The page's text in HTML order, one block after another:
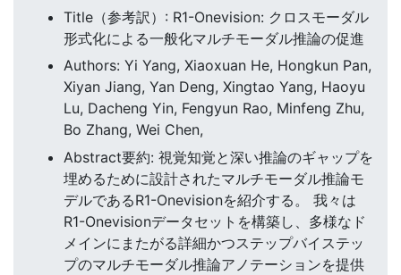
Title（参考訳）: R1-Onevision: クロスモーダル
形式化による一般化マルチモーダル推論の促進
Authors: Yi Yang, Xiaoxuan He, Hongkun Pan,
Xiyan Jiang, Yan Deng, Xingtao Yang, Haoyu
Lu, Dacheng Yin, Fengyun Rao, Minfeng Zhu,
Bo Zhang, Wei Chen,
Abstract要約: 視覚知覚と深い推論のギャップを
埋めるために設計されたマルチモーダル推論モ
デルであるR1-Onevisionを紹介する。 我々は
R1-Onevisionデータセットを構築し、多様なド
メインにまたがる詳細かつステップバイステッ
プのマルチモーダル推論アノテーションを提供